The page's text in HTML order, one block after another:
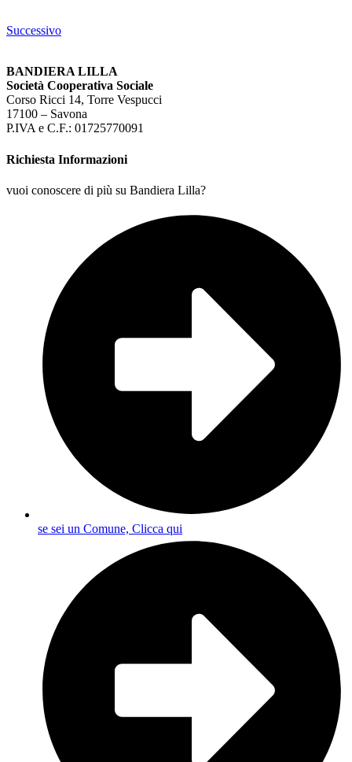
Successivo
BANDIERA LILLA
Società Cooperativa Sociale
Corso Ricci 14, Torre Vespucci
17100 – Savona
P.IVA e C.F.: 01725770091
Richiesta Informazioni
vuoi conoscere di più su Bandiera Lilla?
se sei un Comune, Clicca qui